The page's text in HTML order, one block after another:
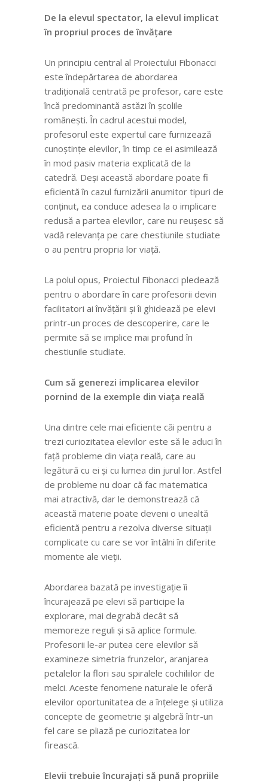
De la elevul spectator, la elevul implicat
în propriul proces de învățare
Un principiu central al Proiectului Fibonacci
este îndepărtarea de abordarea
tradițională centrată pe profesor, care este
încă predominantă astăzi în școlile
românești. În cadrul acestui model,
profesorul este expertul care furnizează
cunoștințe elevilor, în timp ce ei asimilează
în mod pasiv materia explicată de la
catedră. Deși această abordare poate fi
eficientă în cazul furnizării anumitor tipuri de
conținut, ea conduce adesea la o implicare
redusă a partea elevilor, care nu reușesc să
vadă relevanța pe care chestiunile studiate
o au pentru propria lor viață.
La polul opus, Proiectul Fibonacci pledează
pentru o abordare în care profesorii devin
facilitatori ai învățării și îi ghidează pe elevi
printr-un proces de descoperire, care le
permite să se implice mai profund în
chestiunile studiate.
Cum să generezi implicarea elevilor
pornind de la exemple din viața reală
Una dintre cele mai eficiente căi pentru a
trezi curiozitatea elevilor este să le aduci în
față probleme din viața reală, care au
legătură cu ei și cu lumea din jurul lor. Astfel
de probleme nu doar că fac matematica
mai atractivă, dar le demonstrează că
această materie poate deveni o unealtă
eficientă pentru a rezolva diverse situații
complicate cu care se vor întâlni în diferite
momente ale vieții.
Abordarea bazată pe investigație îi
încurajează pe elevi să participe la
explorare, mai degrabă decât să
memoreze reguli și să aplice formule.
Profesorii le-ar putea cere elevilor să
examineze simetria frunzelor, aranjarea
petalelor la flori sau spiralele cochiliilor de
melci. Aceste fenomene naturale le oferă
elevilor oportunitatea de a înțelege și utiliza
concepte de geometrie și algebră într-un
fel care se pliază pe curiozitatea lor
firească.
Elevii trebuie încurajați să pună propriile